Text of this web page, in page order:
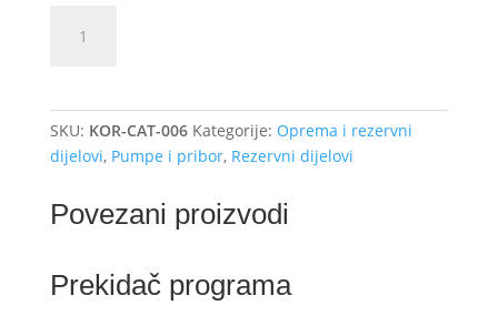
količina
SKU: KOR-CAT-006 Kategorije: Oprema i rezervni
dijelovi, Pumpe i pribor, Rezervni dijelovi
Povezani proizvodi
Prekidač programa